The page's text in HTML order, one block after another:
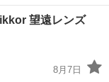
望遠レンズ
8月7日